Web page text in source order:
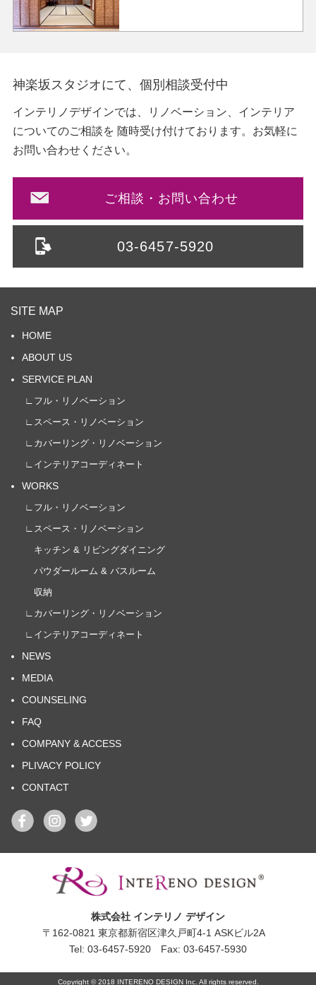
神楽坂スタジオにて、個別相談受付中
インテリノデザインでは、リノベーション、インテリア
についてのご相談を 随時受け付けております。お気軽に
お問い合わせください。
ご相談・お問い合わせ
03-6457-5920
SITE MAP
HOME
ABOUT US
SERVICE PLAN
∟フル・リノベーション
∟スペース・リノベーション
∟カバーリング・リノベーション
∟インテリアコーディネート
WORKS
∟フル・リノベーション
∟スペース・リノベーション
キッチン & リビングダイニング
パウダールーム & バスルーム
収納
∟カバーリング・リノベーション
∟インテリアコーディネート
NEWS
MEDIA
COUNSELING
FAQ
COMPANY & ACCESS
PLIVACY POLICY
CONTACT
株式会社 インテリノ デザイン
〒162-0821 東京都新宿区津久戸町4-1 ASKビル2A
Tel: 03-6457-5920 Fax: 03-6457-5930
Copyright © 2018 INTERENO DESIGN Inc. All rights reserved.